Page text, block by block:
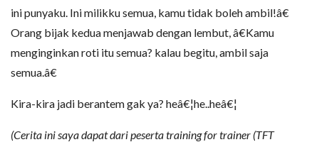
ini punyaku. Ini milikku semua, kamu tidak boleh ambil!â€
Orang bijak kedua menjawab dengan lembut, â€Kamu
menginginkan roti itu semua? kalau begitu, ambil saja
semua.â€
Kira-kira jadi berantem gak ya? heâ€¦he..heâ€¦
(Cerita ini saya dapat dari peserta training for trainer (TFT